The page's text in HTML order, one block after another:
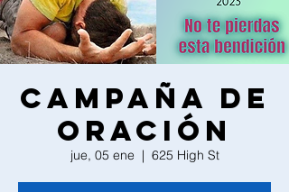
Campaña de
Oración
jue, 05 ene
  |
625 High St